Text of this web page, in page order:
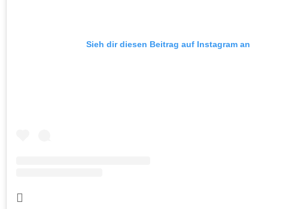
Sieh dir diesen Beitrag auf Instagram an